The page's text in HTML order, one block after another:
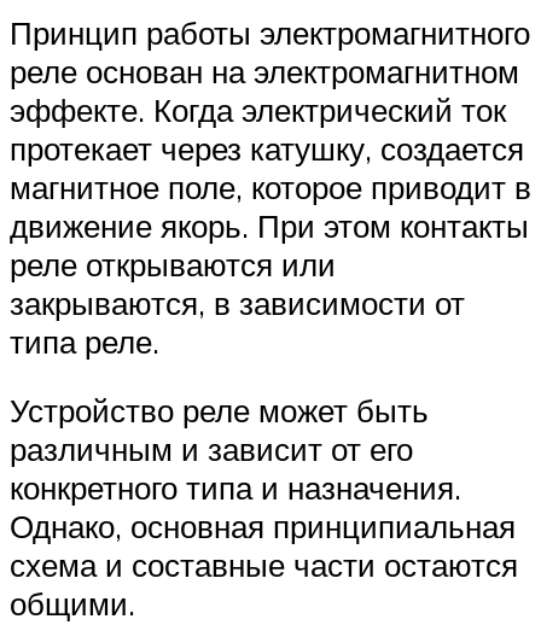
Принцип работы электромагнитного
реле основан на электромагнитном
эффекте. Когда электрический ток
протекает через катушку, создается
магнитное поле, которое приводит в
движение якорь. При этом контакты
реле открываются или
закрываются, в зависимости от
типа реле.
Устройство реле может быть
различным и зависит от его
конкретного типа и назначения.
Однако, основная принципиальная
схема и составные части остаются
общими.